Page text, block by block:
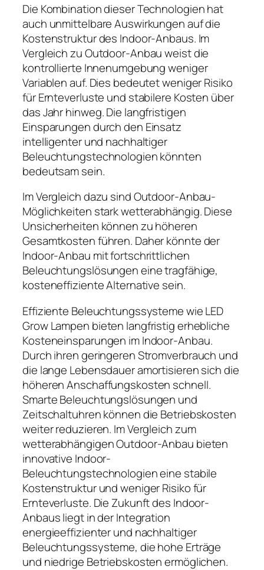
Die Kombination dieser Technologien hat
auch unmittelbare Auswirkungen auf die
Kostenstruktur des Indoor-Anbaus. Im
Vergleich zu Outdoor-Anbau weist die
kontrollierte Innenumgebung weniger
Variablen auf. Dies bedeutet weniger Risiko
für Ernteverluste und stabilere Kosten über
das Jahr hinweg. Die langfristigen
Einsparungen durch den Einsatz
intelligenter und nachhaltiger
Beleuchtungstechnologien könnten
bedeutsam sein.
Im Vergleich dazu sind Outdoor-Anbau-
Möglichkeiten stark wetterabhängig. Diese
Unsicherheiten können zu höheren
Gesamtkosten führen. Daher könnte der
Indoor-Anbau mit fortschrittlichen
Beleuchtungslösungen eine tragfähige,
kosteneffiziente Alternative sein.
Effiziente Beleuchtungssysteme wie LED
Grow Lampen bieten langfristig erhebliche
Kosteneinsparungen im Indoor-Anbau.
Durch ihren geringeren Stromverbrauch und
die lange Lebensdauer amortisieren sich die
höheren Anschaffungskosten schnell.
Smarte Beleuchtungslösungen und
Zeitschaltuhren können die Betriebskosten
weiter reduzieren. Im Vergleich zum
wetterabhängigen Outdoor-Anbau bieten
innovative Indoor-
Beleuchtungstechnologien eine stabile
Kostenstruktur und weniger Risiko für
Ernteverluste. Die Zukunft des Indoor-
Anbaus liegt in der Integration
energieeffizienter und nachhaltiger
Beleuchtungssysteme, die hohe Erträge
und niedrige Betriebskosten ermöglichen.